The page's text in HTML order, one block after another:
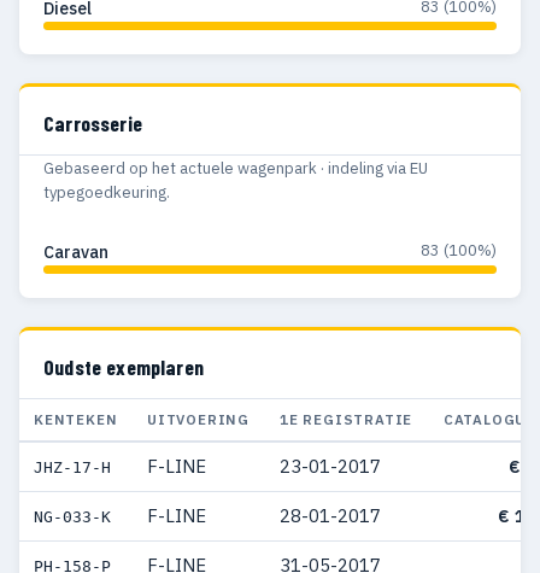
Diesel 83 (100%)
Carrosserie
Gebaseerd op het actuele wagenpark · indeling via EU
typegoedkeuring.
Caravan 83 (100%)
Oudste exemplaren
KENTEKEN UITVOERING 1E REGISTRATIE
JHZ-17-H F-LINE 23-01-2017 €
NG-033-K F-LINE 28-01-2017 €
PH-158-P F-LINE 31-05-2017